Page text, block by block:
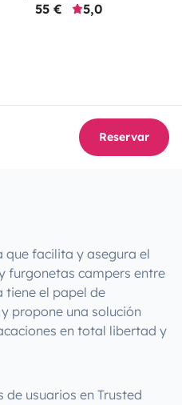
55 €
5,0
Reservar
que facilita y asegura el
furgonetas campers entre
el papel de
propone una solución
en total libertad y
de usuarios en Trusted